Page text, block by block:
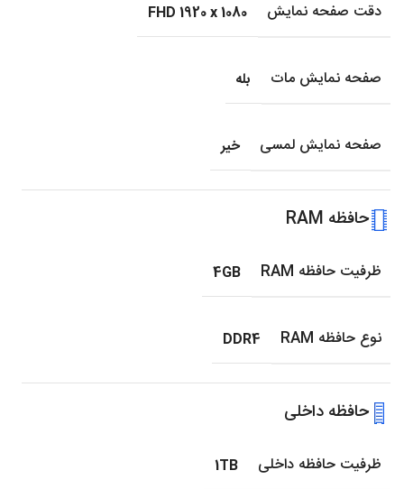
دقت صفحه نمایش FHD 1920 x 1080
صفحه نمایش مات بله
صفحه نمایش لمسی خیر
حافظه RAM
ظرفیت حافظه RAM 4GB
نوع حافظه RAM DDR4
حافظه داخلی
ظرفیت حافظه داخلی 1TB